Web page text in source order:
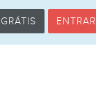
ENTRAR